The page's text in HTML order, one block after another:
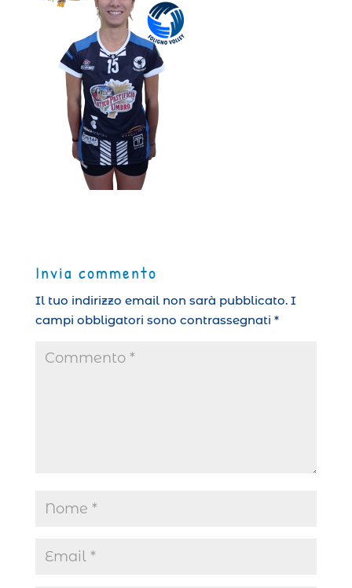
Invia commento
Il tuo indirizzo email non sarà pubblicato. I
campi obbligatori sono contrassegnati *